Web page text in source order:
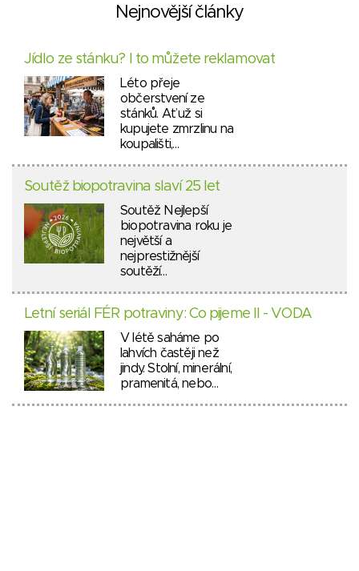
Nejnovější články
Jídlo ze stánku? I to můžete reklamovat
Léto přeje
občerstvení ze
stánků. Ať už si
kupujete zmrzlinu na
koupališti,…
Soutěž biopotravina slaví 25 let
Soutěž Nejlepší
biopotravina roku je
největší a
nejprestižnější
soutěží…
Letní seriál FÉR potraviny: Co pijeme II - VODA
V létě saháme po
lahvích častěji než
jindy. Stolní, minerální,
pramenitá, nebo…